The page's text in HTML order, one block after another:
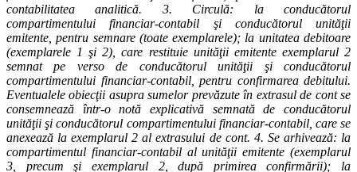
contabilitatea analitică. 3. Circulă: la conducătorul
compartimentului financiar-contabil şi conducătorul unităţii
emitente, pentru semnare (toate exemplarele); la unitatea debitoare
(exemplarele 1 şi 2), care restituie unităţii emitente exemplarul 2
semnat pe verso de conducătorul unităţii şi conducătorul
compartimentului financiar-contabil, pentru confirmarea debitului.
Eventualele obiecţii asupra sumelor prevăzute în extrasul de cont se
consemnează într-o notă explicativă semnată de conducătorul
unităţii şi conducătorul compartimentului financiar-contabil, care se
anexează la exemplarul 2 al extrasului de cont. 4. Se arhivează: la
compartimentul financiar-contabil al unităţii emitente (exemplarul
3, precum şi exemplarul 2, după primirea confirmării); la